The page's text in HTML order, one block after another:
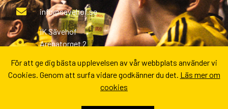
info@savehof.se
IK Sävehof
Arenatorget 2
Fler kontaktvägar
För att ge dig bästa upplevelsen av vår webbplats använder vi
Cookies. Genom att surfa vidare godkänner du det. Läs mer om
cookies